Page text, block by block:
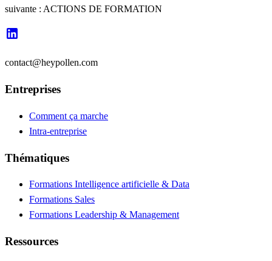
suivante : ACTIONS DE FORMATION
contact@heypollen.com
Entreprises
Comment ça marche
Intra-entreprise
Thématiques
Formations Intelligence artificielle & Data
Formations Sales
Formations Leadership & Management
Ressources